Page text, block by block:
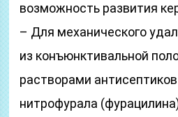
возможность развития
– Для механического
из конъюнктивальной
растворами
нитрофурала